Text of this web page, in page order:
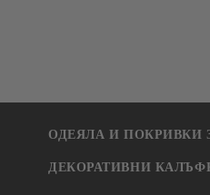
ОДЕЯЛА И ПОКРИВКИ
ДЕКОРАТИВНИ